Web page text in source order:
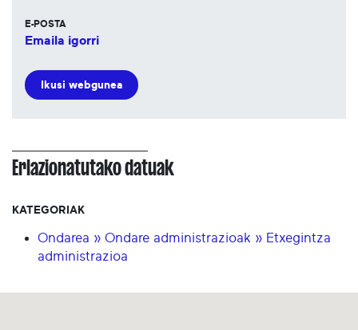
E-POSTA
Emaila igorri
Ikusi webgunea
Erlazionatutako datuak
KATEGORIAK
Ondarea » Ondare administrazioak » Etxegintza
administrazioa